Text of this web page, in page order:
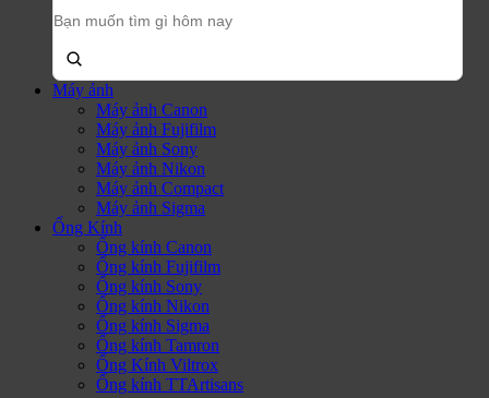
kiếm
sản
phẩm:
Máy ảnh
Máy ảnh Canon
Máy ảnh Fujifilm
Máy ảnh Sony
Máy ảnh Nikon
Máy ảnh Compact
Máy ảnh Sigma
Ống Kính
Ống kính Canon
Ống kính Fujifilm
Ống kính Sony
Ống kính Nikon
Ống kính Sigma
Ống kính Tamron
Ống Kính Viltrox
Ống kính TTArtisans